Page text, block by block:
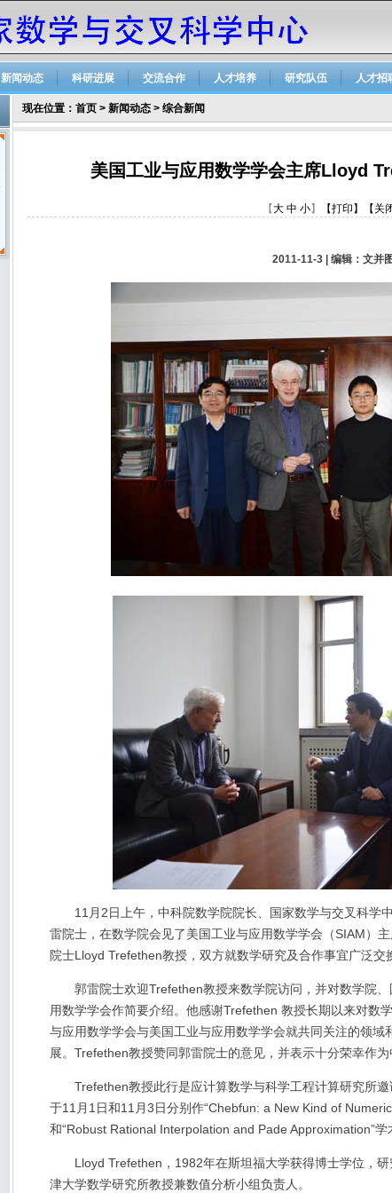
新闻动态 科研进展 交流合作 人才培养 研究队伍 人才招
现在位置： 首页 > 新闻动态 > 综合新闻
美国工业与应用数学学会主席Lloyd
【大 中 小】 【打印】 【关
2011-11-3 | 编辑：文并
11月2日上午，中科院数学院院长、国家数学与交叉科学
雷院士，在数学院会见了美国工业与应用数学学会（SIAM）
院士Lloyd Trefethen教授，双方就数学研究及合作事宜广泛交
郭雷院士欢迎Trefethen教授来数学院访问，并对数学院、
用数学学会作简要介绍。他感谢Trefethen 教授长期以来对数
与应用数学学会与美国工业与应用数学学会就共同关注的领
展。Trefethen教授赞同郭雷院士的意见，并表示十分荣幸作为
Trefethen教授此行是应计算数学与科学工程计算研究所邀
于11月1日和11月3日分别作“Chebfun: a New Kind of
和“Robust Rational Interpolation and Pade Approximation”学
Lloyd Trefethen，1982年在斯坦福大学获得博士学位，研
津大学数学研究所教授兼数值分析小组负责人。